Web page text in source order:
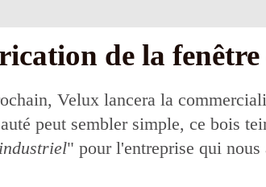
de la
Velux lancera la
peut sembler simple, ce bois
" pour l'entreprise qui nous